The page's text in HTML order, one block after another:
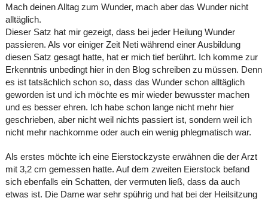
Mach deinen Alltag zum Wunder, mach aber das Wunder nicht
alltäglich.
Dieser Satz hat mir gezeigt, dass bei jeder Heilung Wunder
passieren. Als vor einiger Zeit Neti während einer Ausbildung
diesen Satz gesagt hatte, hat er mich tief berührt. Ich komme zur
Erkenntnis unbedingt hier in den Blog schreiben zu müssen. Denn
es ist tatsächlich schon so, dass das Wunder schon alltäglich
geworden ist und ich möchte es mir wieder bewusster machen
und es besser ehren. Ich habe schon lange nicht mehr hier
geschrieben, aber nicht weil nichts passiert ist, sondern weil ich
nicht mehr nachkomme oder auch ein wenig phlegmatisch war.
Als erstes möchte ich eine Eierstockzyste erwähnen die der Arzt
mit 3,2 cm gemessen hatte. Auf dem zweiten Eierstock befand
sich ebenfalls ein Schatten, der vermuten ließ, dass da auch
etwas ist. Die Dame war sehr spührig und hat bei der Heilsitzung